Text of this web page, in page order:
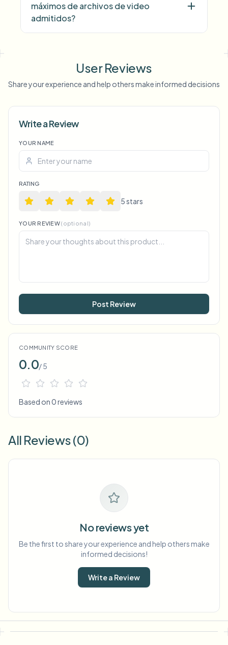
máximos de archivos de video
admitidos?
Voice Anon
User Reviews
Share your experience and help others make informed decisions
Write a Review
YOUR NAME
RATING
5stars
YOUR REVIEW(optional)
Post Review
COMMUNITY SCORE
0.0/ 5
Based on 0 reviews
All Reviews (0)
No reviews yet
Be the first to share your experience and help others make
informed decisions!
Write a Review